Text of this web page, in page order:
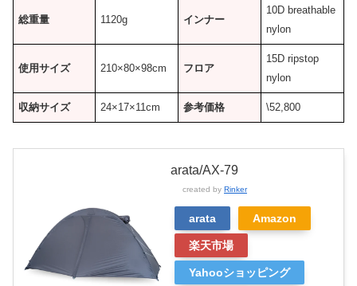
総重量 1120g インナー
10D breathable
nylon
使用サイズ 210×80×98cm フロア
15D ripstop
nylon
収納サイズ 24×17×11cm 参考価格 \52,800
arata/AX-79
created by Rinker
arata Amazon
楽天市場
Yahooショッピング